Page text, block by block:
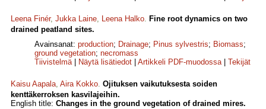
Leena Finér, Jukka Laine, Leena Halko. Fine root dynamics on two
drained peatland sites.
Avainsanat: production; Drainage; Pinus sylvestris; Biomass;
ground vegetation; necromass
Tiivistelmä| Näytä lisätiedot Artikkeli PDF-muodossa| Tekijät
Kaisu Aapala, Aira Kokko. Ojituksen vaikutuksesta soiden
kenttäkerroksen kasvilajeihin.
English title: Changes in the ground vegetation of drained mires.